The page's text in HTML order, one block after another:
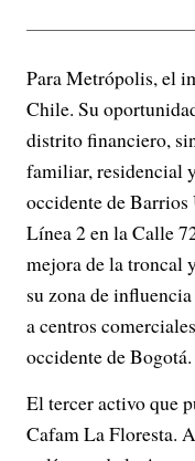
Para Metrópolis, el
Chile. Su
distrito financiero,
familiar, residencial
occidente de
Línea 2 en la Calle
mejora de la troncal
su zona de
a centros
occidente de Bogotá.
El tercer activo que
Cafam La Floresta.